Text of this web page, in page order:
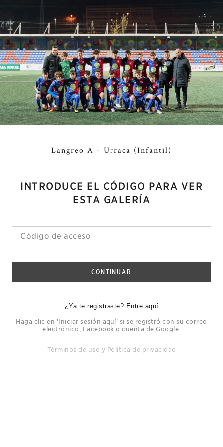
Langreo A - Urraca (Infantil)
INTRODUCE EL CÓDIGO PARA VER
ESTA GALERÍA
CONTINUAR
¿Ya te registraste? Entre aquí
Haga clic en 'Iniciar sesión aquí' si se registró con su correo
electrónico, Facebook o cuenta de Google.
Términos de uso y Política de privacidad